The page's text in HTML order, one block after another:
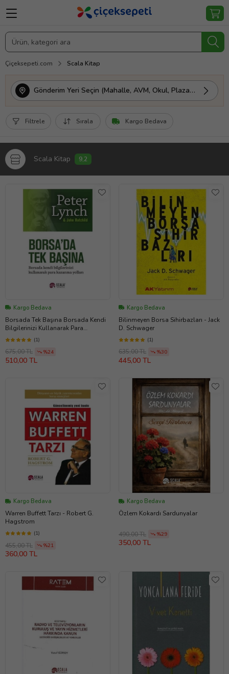
Çiçeksepeti.com Scala Kitap
Gönderim Yeri Seçin (Mahalle, AVM, Okul, Plaza vs.)
Filtrele Sırala Kargo Bedava
Scala Kitap 9,2
Kargo Bedava
Borsada Tek Başına Borsada Kendi
Bilgilerinizi Kullanarak Para
Kazanma Yolları - Peter Lynch
(1)
675,00 TL %24
510,00 TL
Kargo Bedava
Bilinmeyen Borsa Sihirbazları - Jack
D. Schwager
(1)
635,00 TL %30
445,00 TL
Kargo Bedava
Warren Buffett Tarzı - Robert G.
Hagstrom
(1)
455,00 TL %21
360,00 TL
Kargo Bedava
Özlem Kokardı Sardunyalar
490,00 TL %29
350,00 TL